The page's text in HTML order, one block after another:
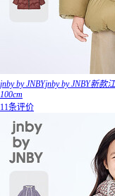
jnby by JNBYjnby by JNBY新
100cm
11条评价